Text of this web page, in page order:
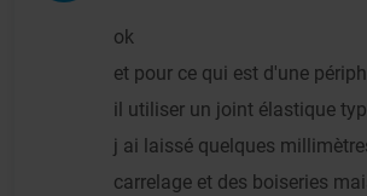
ok
et pour ce qui est d'une
il utiliser un joint élastique
j ai laissé quelques
carrelage et des boiseries